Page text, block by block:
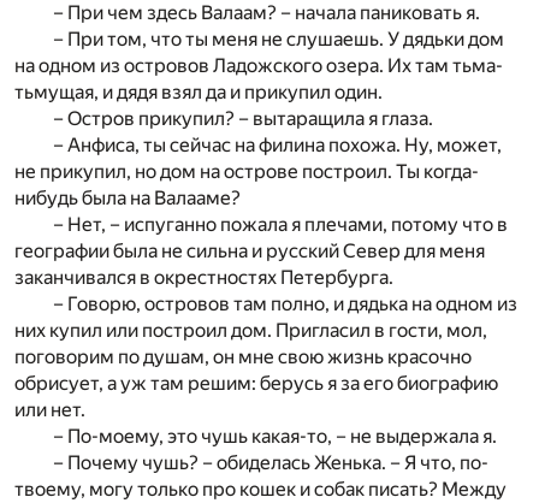
– При чем здесь Валаам? – начала паниковать я.
– При том, что ты меня не слушаешь. У дядьки дом
на одном из островов Ладожского озера. Их там тьма-
тьмущая, и дядя взял да и прикупил один.
– Остров прикупил? – вытаращила я глаза.
– Анфиса, ты сейчас на филина похожа. Ну, может,
не прикупил, но дом на острове построил. Ты когда-
нибудь была на Валааме?
– Нет, – испуганно пожала я плечами, потому что в
географии была не сильна и русский Север для меня
заканчивался в окрестностях Петербурга.
– Говорю, островов там полно, и дядька на одном из
них купил или построил дом. Пригласил в гости, мол,
поговорим по душам, он мне свою жизнь красочно
обрисует, а уж там решим: берусь я за его биографию
или нет.
– По-моему, это чушь какая-то, – не выдержала я.
– Почему чушь? – обиделась Женька. – Я что, по-
твоему, могу только про кошек и собак писать? Между